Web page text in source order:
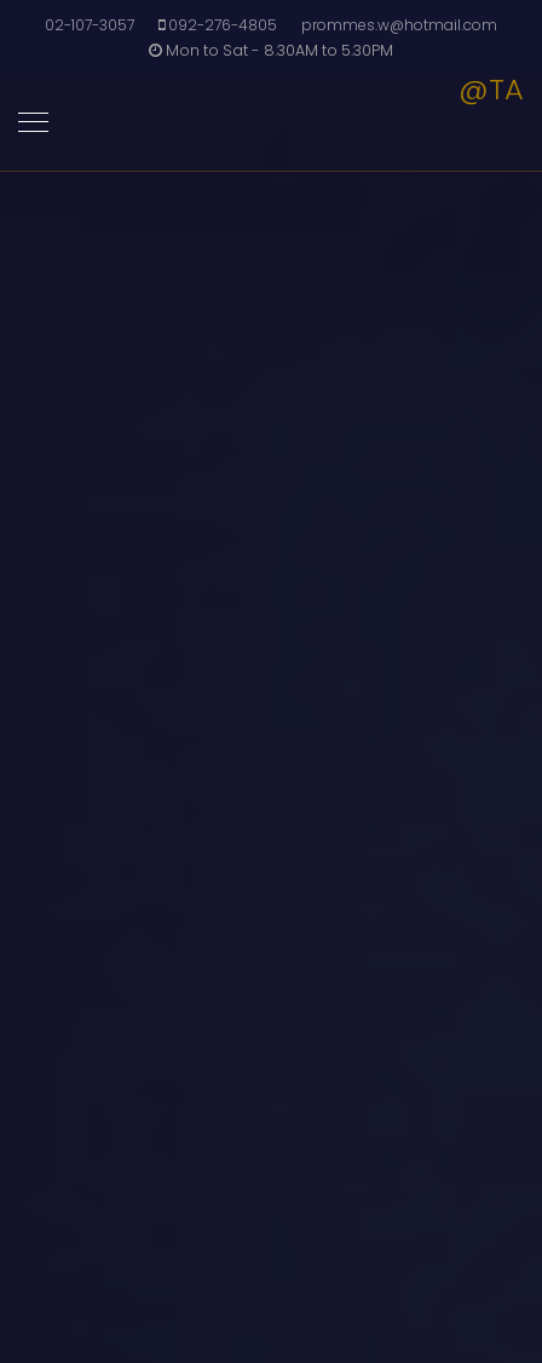
02-107-3057 092-276-4805
prommes.w@hotmail.com
Mon to Sat - 8.30AM to 5.30PM
@TA